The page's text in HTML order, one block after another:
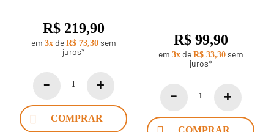
R$ 219,90
em 3xde R$ 73,30sem
juros*
COMPRAR
R$ 99,90
em 3xde R$ 33,30sem
juros*
COMPRAR